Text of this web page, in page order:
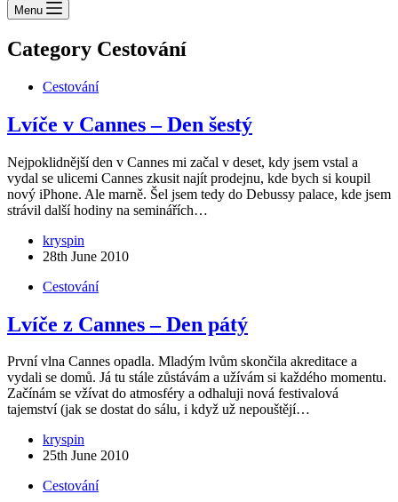
Menu
Category Cestování
Cestování
Lvíče v Cannes – Den šestý
Nejpoklidnější den v Cannes mi začal v deset, kdy jsem vstal a
vydal se ulicemi Cannes zkusit najít prodejnu, kde bych si koupil
nový iPhone. Ale marně. Šel jsem tedy do Debussy palace, kde jsem
strávil další hodiny na seminářích…
kryspin
28th June 2010
Cestování
Lvíče z Cannes – Den pátý
První vlna Cannes opadla. Mladým lvům skončila akreditace a
vydali se domů. Já tu stále zůstávám a užívám si každého momentu.
Začínám se vžívat do atmosféry a odhaluji nová festivalová
tajemství (jak se dostat do sálu, i když už nepouštějí…
kryspin
25th June 2010
Cestování